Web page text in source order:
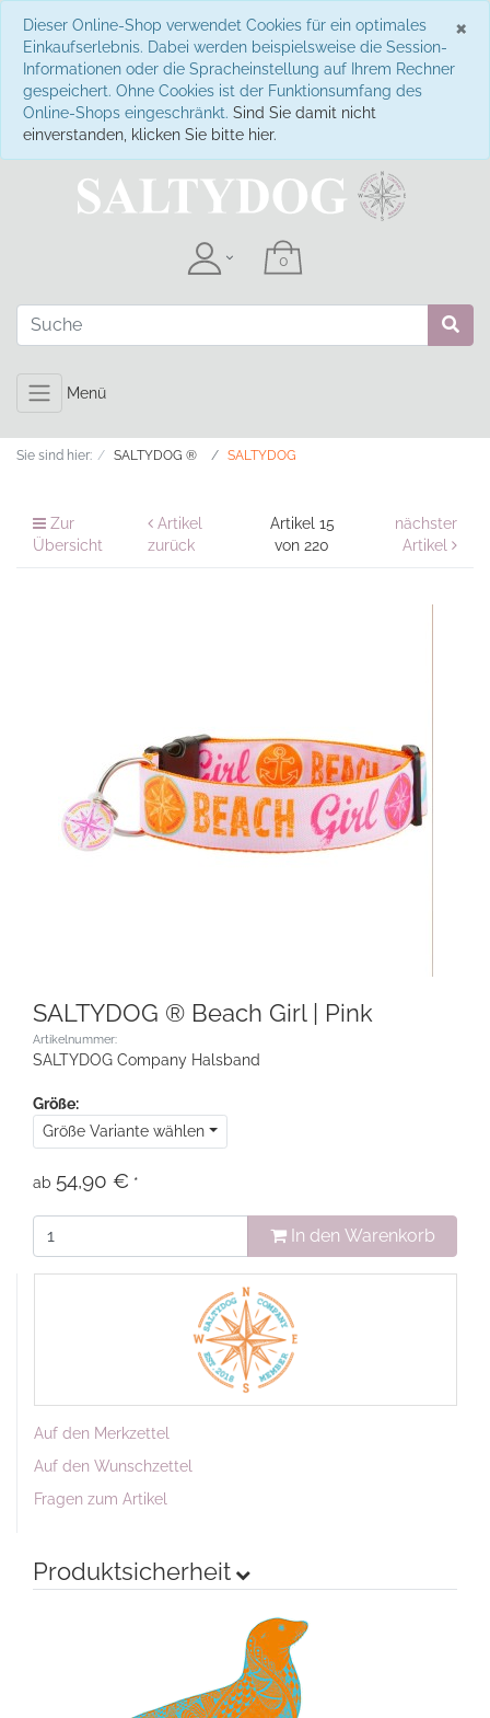
×
Dieser Online-Shop verwendet Cookies für ein optimales
Einkaufserlebnis. Dabei werden beispielsweise die Session-
Informationen oder die Spracheinstellung auf Ihrem Rechner
gespeichert. Ohne Cookies ist der Funktionsumfang des
Online-Shops eingeschränkt. Sind Sie damit nicht
einverstanden, klicken Sie bitte hier.
Menü
Sie sind hier: SALTYDOG ® SALTYDOG
Zur
Übersicht
Artikel
zurück
Artikel 15
von 220
nächster
Artikel
SALTYDOG ® Beach Girl | Pink
Artikelnummer:
SALTYDOG Company Halsband
Größe:
Größe Variante wählen
ab 54,90 € *
In den Warenkorb
Auf den Merkzettel
Auf den Wunschzettel
Fragen zum Artikel
Produktsicherheit